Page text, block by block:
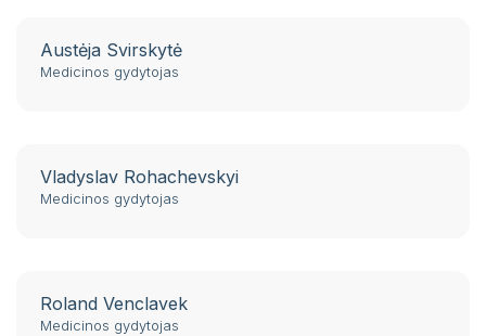
Austėja Svirskytė
Medicinos gydytojas
Vladyslav Rohachevskyi
Medicinos gydytojas
Roland Venclavek
Medicinos gydytojas